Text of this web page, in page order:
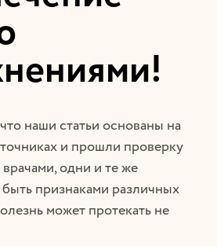
наши статьи основаны на
и прошли проверку
одни и те же
признаками различных
может протекать не